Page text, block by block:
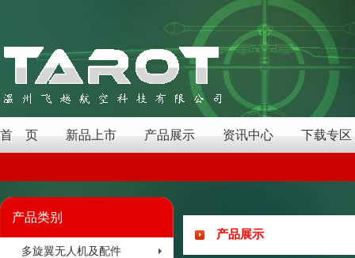
首 页 新品上市 产品展示 资讯中心 下载专区
产品类别
多旋翼无人机及配件
产品展示